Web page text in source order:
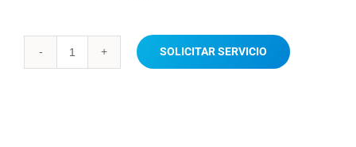
Instalación
SOLICITAR SERVICIO